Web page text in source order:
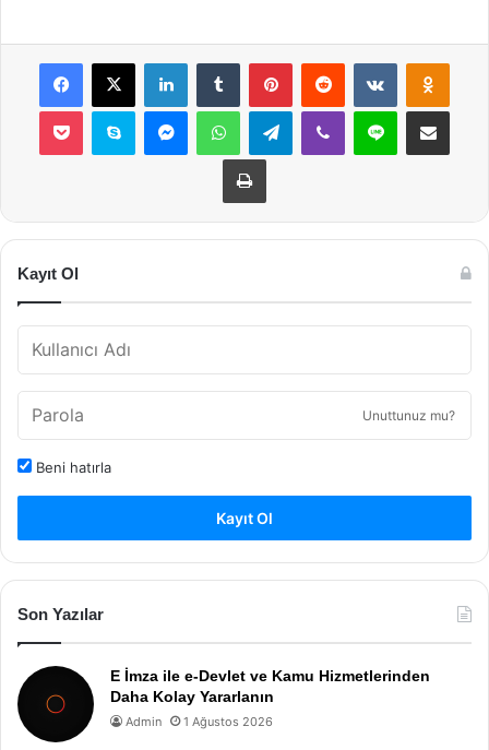
Facebook
X LinkedInTumblr PinterestReddit VKontakte
Pocket Skype MessengerWhatsAppTelegramViber Line E-Posta ile
Yazdır
Kayıt Ol
Unuttunuz mu?
Beni hatırla
Kayıt Ol
Son Yazılar
E İmza ile e-Devlet ve Kamu Hizmetlerinden
Daha Kolay Yararlanın
Admin 1 Ağustos 2026